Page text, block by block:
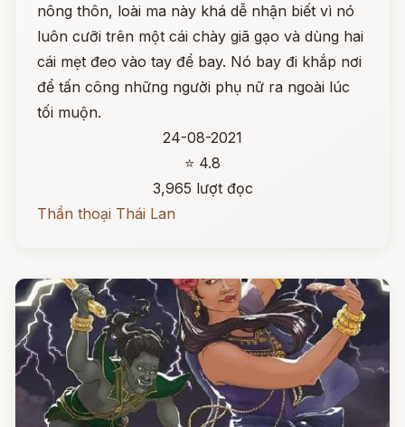
nông thôn, loài ma này khá dễ nhận biết vì nó
luôn cưỡi trên một cái chày giã gạo và dùng hai
cái mẹt đeo vào tay để bay. Nó bay đi khắp nơi
để tấn công những người phụ nữ ra ngoài lúc
tối muộn.
24-08-2021
⭐ 4.8
3,965 lượt đọc
Thần thoại Thái Lan